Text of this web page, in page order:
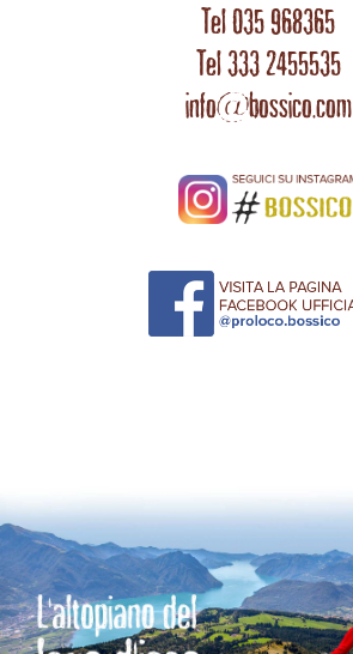
Tel 035 968365
Tel 333 2455535
info@bossico.com